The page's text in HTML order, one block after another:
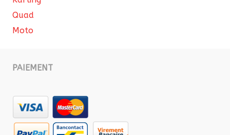
Quad
Moto
PAIEMENT